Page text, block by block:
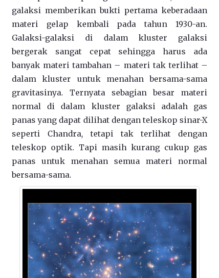
galaksi memberikan bukti pertama keberadaan
materi gelap kembali pada tahun 1930-an.
Galaksi-galaksi di dalam kluster galaksi
bergerak sangat cepat sehingga harus ada
banyak materi tambahan – materi tak terlihat –
dalam kluster untuk menahan bersama-sama
gravitasinya. Ternyata sebagian besar materi
normal di dalam kluster galaksi adalah gas
panas yang dapat dilihat dengan teleskop sinar-X
seperti Chandra, tetapi tak terlihat dengan
teleskop optik. Tapi masih kurang cukup gas
panas untuk menahan semua materi normal
bersama-sama.